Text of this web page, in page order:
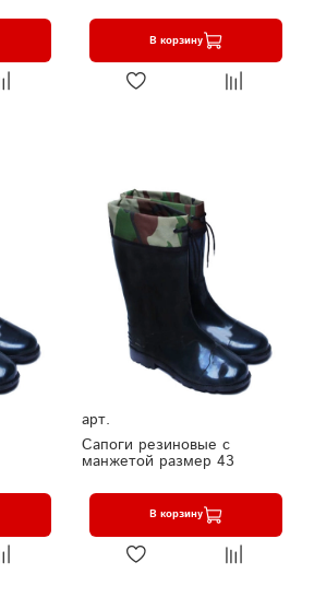
В корзину
арт.
Сапоги резиновые с
манжетой размер 43
В корзину